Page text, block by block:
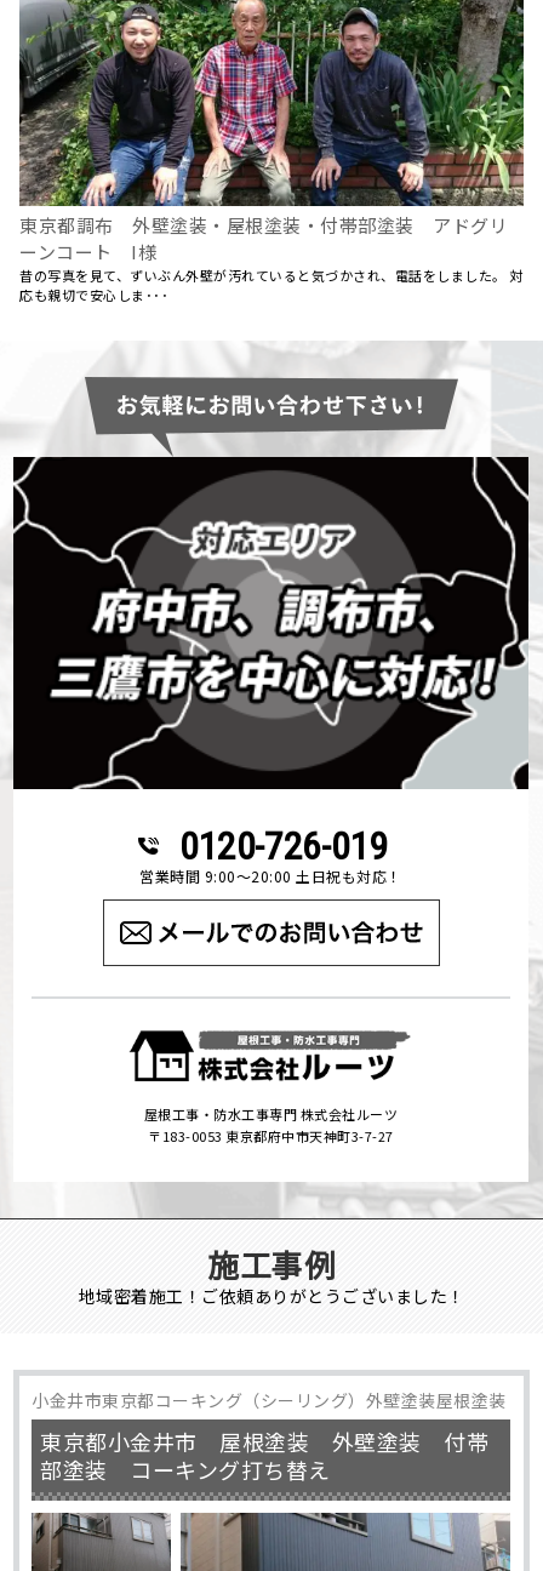
東京都調布 外壁塗装・屋根塗装・付帯部塗装 アドグリ
ーンコート I様
昔の写真を見て、ずいぶん外壁が汚れていると気づかされ、電話をしました。 対
応も親切で安心しま･･･
0120-726-019
営業時間 9:00～20:00 土日祝も対応！
屋根工事・防水工事専門 株式会社ルーツ
〒183-0053 東京都府中市天神町3-7-27
施工事例
地域密着施工！ご依頼ありがとうございました！
小金井市東京都コーキング（シーリング）外壁塗装屋根塗装
東京都小金井市 屋根塗装 外壁塗装 付帯
部塗装 コーキング打ち替え